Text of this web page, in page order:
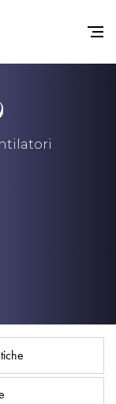
di Frequenza -
sulla privacy
del sito